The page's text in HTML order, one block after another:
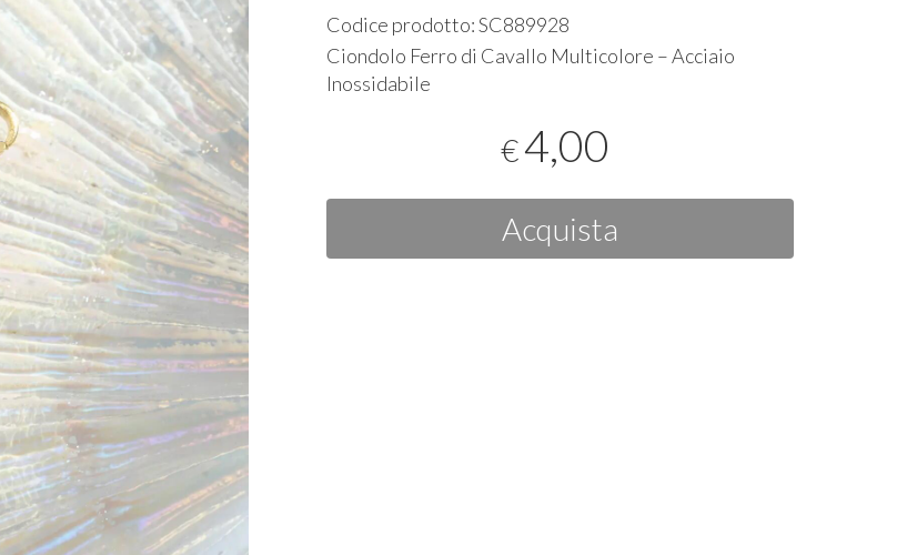
Codice prodotto: SC889928
Ciondolo Ferro di Cavallo Multicolore – Acciaio
Inossidabile
€4,00
Acquista